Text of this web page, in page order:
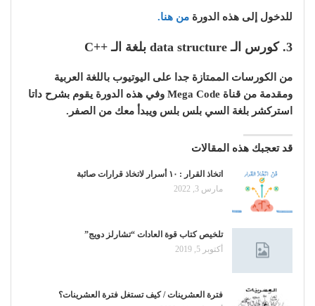
للدخول إلى هذه الدورة من هنا.
3. كورس الـ data structure بلغة الـ ++C
من الكورسات الممتازة جدا على اليوتيوب باللغة العربية
ومقدمة من قناة Mega Code وفي هذه الدورة يقوم بشرح داتا
استركشر بلغة السي بلس بلس ويبدأ معك من الصفر.
قد تعجبك هذه المقالات
اتخاذ القرار : ١٠ أسرار لاتخاذ قرارات صائبة
مارس 3, 2022
تلخيص كتاب قوة العادات “تشارلز دويج”
أكتوبر 5, 2019
فترة العشرينات / كيف تستغل فترة العشرينات؟